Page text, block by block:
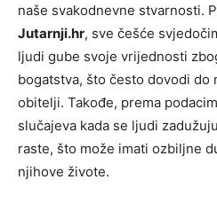
naše svakodnevne stvarnosti.
Jutarnji.hr, sve češće
ljudi gube svoje vrijednosti
bogatstva, što često dovodi do
obitelji. Takođe, prema
slučajeva kada se ljudi
raste, što može imati ozbiljne
njihove živote.